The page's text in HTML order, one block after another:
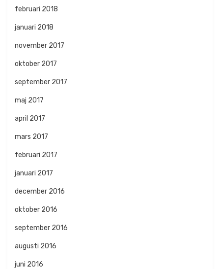
februari 2018
januari 2018
november 2017
oktober 2017
september 2017
maj 2017
april 2017
mars 2017
februari 2017
januari 2017
december 2016
oktober 2016
september 2016
augusti 2016
juni 2016